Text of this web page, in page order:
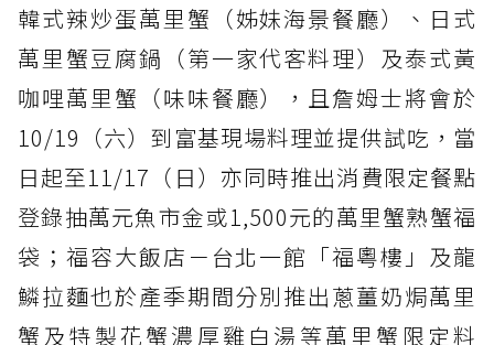
韓式辣炒蛋萬里蟹（姊妹海景餐廳）、日式
萬里蟹豆腐鍋（第一家代客料理）及泰式黃
咖哩萬里蟹（味味餐廳），且詹姆士將會於
10/19（六）到富基現場料理並提供試吃，當
日起至11/17（日）亦同時推出消費限定餐點
登錄抽萬元魚市金或1,500元的萬里蟹熟蟹福
袋；福容大飯店－台北一館「福粵樓」及龍
鱗拉麵也於產季期間分別推出蔥薑奶焗萬里
蟹及特製花蟹濃厚雞白湯等萬里蟹限定料